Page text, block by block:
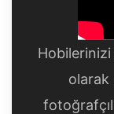
olarak